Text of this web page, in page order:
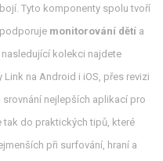
Tyto komponenty spolu tvoří
podporuje monitorování dětí a
kolekci najdete
na Android i iOS, přes revizi
srovnání nejlepších aplikací pro
tak do praktických tipů, které
při surfování, hraní a